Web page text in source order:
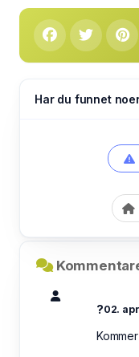
Har du funnet
?02.